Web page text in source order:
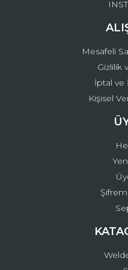
Mesafeli
Gizlilik
İptal ve
Kişisel